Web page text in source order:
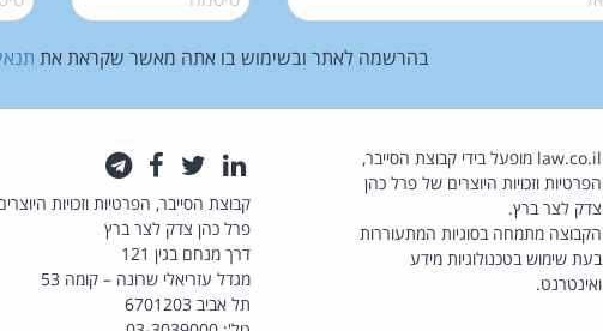
בהרשמה לאתר ובשימוש בו אתה מאשר שקראת את
law.co.il מופעל בידי קבוצת הסייבר,
הפרטיות וזכויות היוצרים של פרל כהן
צדק לצר ברץ.
הקבוצה מתמחה בסוגיות המתעוררות
בעת שימוש בטכנולוגיות מידע
ואינטרנט.
לינקדאין
טוויטרפייסבוק
קבוצת הסייבר, הפרטיות וזכויות
פרל כהן צדק לצר ברץ
דרך מנחם בגין 121
מגדל עזריאלי שרונה – קומה 53
תל אביב 6701203